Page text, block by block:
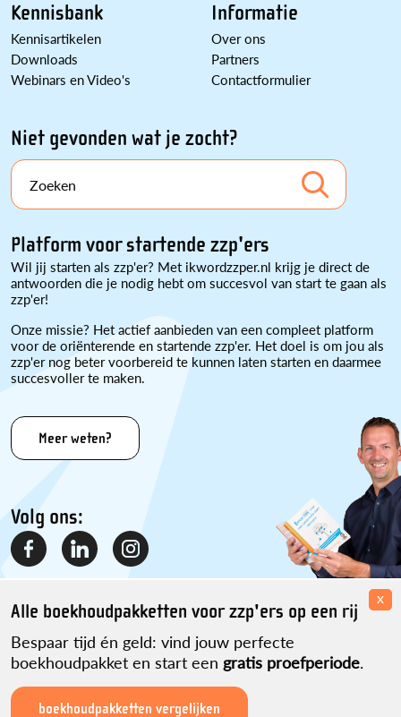
Kennisbank
Kennisartikelen
Downloads
Webinars en Video's
Informatie
Over ons
Partners
Contactformulier
Niet gevonden wat je zocht?
Zoeken
Platform voor startende zzp'ers
Wil jij starten als zzp'er? Met ikwordzzper.nl krijg je direct de
antwoorden die je nodig hebt om succesvol van start te gaan als
zzp'er!
Onze missie? Het actief aanbieden van een compleet platform
voor de oriënterende en startende zzp'er. Het doel is om jou als
zzp'er nog beter voorbereid te kunnen laten starten en daarmee
succesvoller te maken.
Meer weten?
Volg ons:
Disclaimer Over ons Contact
Sitemap
ikwordzzper.nl is een initiatief van Martijn Pennekamp.
Alle boekhoudpakketten voor zzp'ers op een rij
Bespaar tijd én geld: vind jouw perfecte
boekhoudpakket en start een gratis proefperiode.
boekhoudpakketten vergelijken
x